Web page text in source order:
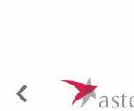
Précédent